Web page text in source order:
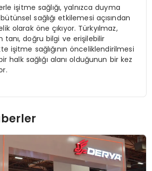
işitme sağlığı, yalnızca duyma
sağlığı etkilemesi açısından
olarak öne çıkıyor. Türkyılmaz,
tanı, doğru bilgi ve erişilebilir
işitme sağlığının önceliklendirilmesi
halk sağlığı alanı olduğunun bir kez